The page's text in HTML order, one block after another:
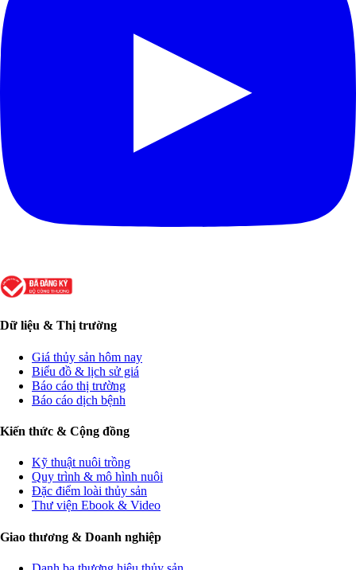
Dữ liệu & Thị trường
Giá thủy sản hôm nay
Biểu đồ & lịch sử giá
Báo cáo thị trường
Báo cáo dịch bệnh
Kiến thức & Cộng đồng
Kỹ thuật nuôi trồng
Quy trình & mô hình nuôi
Đặc điểm loài thủy sản
Thư viện Ebook & Video
Giao thương & Doanh nghiệp